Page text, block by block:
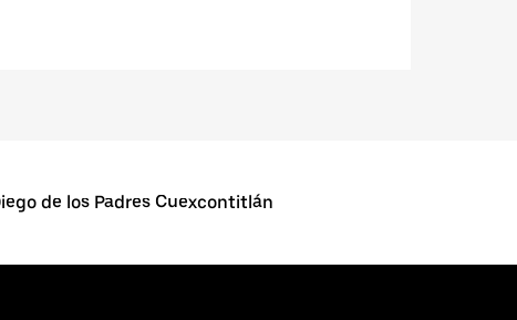
de los Padres Cuexcontitlán